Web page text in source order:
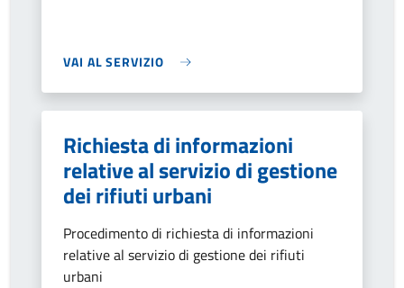
VAI AL SERVIZIO
Richiesta di informazioni
relative al servizio di gestione
dei rifiuti urbani
Procedimento di richiesta di informazioni
relative al servizio di gestione dei rifiuti
urbani